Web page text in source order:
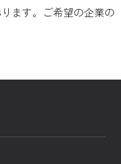
ます。ご希望の企業の